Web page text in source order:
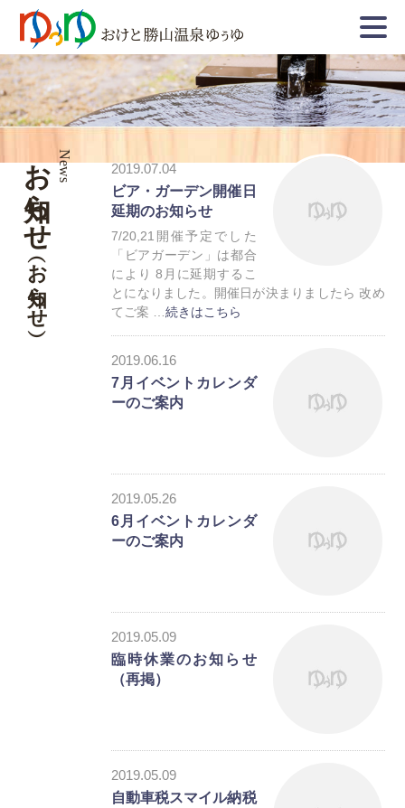
News
お知らせ
（お知らせ）
2019.07.04
ビア・ガーデン開催日
延期のお知らせ
7/20,21開催予定でした
「ビアガーデン」は都合
により 8月に延期するこ
とになりました。開催日が決まりましたら 改め
てご案 …続きはこちら
お知らせ
2019.06.16
7月イベントカレンダ
ーのご案内
お知らせ
2019.05.26
6月イベントカレンダ
ーのご案内
2019.05.09
臨時休業のお知らせ
（再掲）
2019.05.09
自動車税スマイル納税